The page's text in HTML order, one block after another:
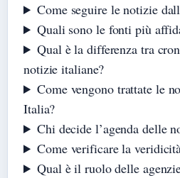
Come seguire le notizie
Quali sono le fonti più
Qual è la differenza tra
notizie italiane?
Come vengono trattate le
Italia?
Chi decide l’agenda delle
Come verificare la
Qual è il ruolo delle